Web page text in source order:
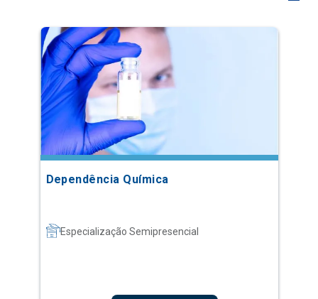
Dependência Química
Especialização Semipresencial